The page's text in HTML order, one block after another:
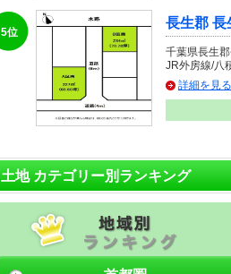
5位
長生郡
千葉県長生
JR外房線/八
詳細を見る
土地 カテゴリー別ランキング